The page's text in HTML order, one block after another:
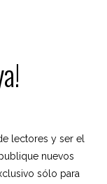
lectores y ser el
nuevos
sólo para